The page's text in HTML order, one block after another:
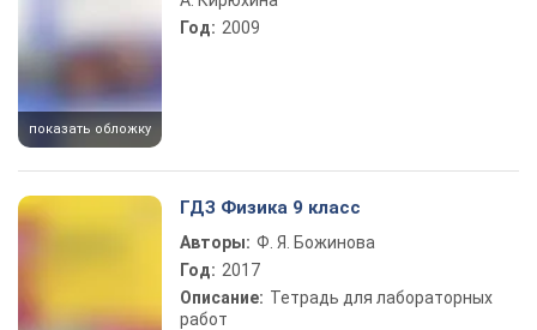
показать обложку
Год: 2009
ГДЗ Физика 9 класс
Авторы: Ф. Я. Божинова
Год: 2017
Описание: Тетрадь для лабораторных
работ